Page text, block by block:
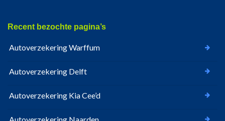
Recent bezochte pagina’s
Autoverzekering Warffum
Autoverzekering Delft
Autoverzekering Kia Cee’d